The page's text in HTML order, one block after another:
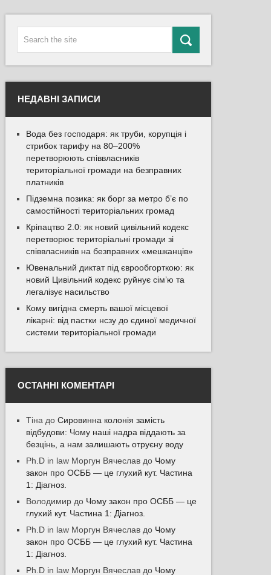
НЕДАВНІ ЗАПИСИ
Вода без господаря: як труби, корупція і
стрибок тарифу на 80–200%
перетворюють співвласників
територіальної громади на безправних
платників
Підземна позика: як борг за метро б’є по
самостійності територіальних громад
Кріпацтво 2.0: як новий цивільний кодекс
перетворює територіальні громади зі
співвласників на безправних «мешканців»
Ювенальний диктат під єврообгорткою: як
новий Цивільний кодекс руйнує сім’ю та
легалізує насильство
Кому вигідна смерть вашої місцевої
лікарні: від пастки нсзу до єдиної медичної
системи територіальної громади
ОСТАННІ КОМЕНТАРІ
Тіна до Сировинна колонія замість
відбудови: Чому наші надра віддають за
безцінь, а нам залишають отруєну воду
Ph.D in law Моргун Вячеславдо Чому
закон про ОСББ — це глухий кут. Частина
1: Діагноз.
Володимирдо Чому закон про ОСББ — це
глухий кут. Частина 1: Діагноз.
Ph.D in law Моргун Вячеславдо Чому
закон про ОСББ — це глухий кут. Частина
1: Діагноз.
Ph.D in law Моргун Вячеславдо Чому